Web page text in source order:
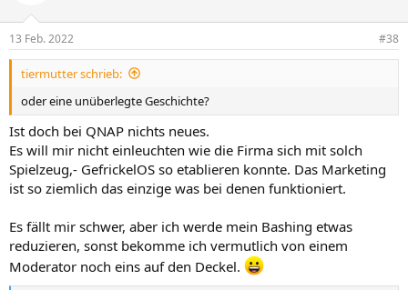
e
n
13 Feb. 2022 #38
tiermutter schrieb:
oder eine unüberlegte Geschichte?
Ist doch bei QNAP nichts neues.
Es will mir nicht einleuchten wie die Firma sich mit solch
Spielzeug,- GefrickelOS so etablieren konnte. Das Marketing
ist so ziemlich das einzige was bei denen funktioniert.
Es fällt mir schwer, aber ich werde mein Bashing etwas
reduzieren, sonst bekomme ich vermutlich von einem
Moderator noch eins auf den Deckel.